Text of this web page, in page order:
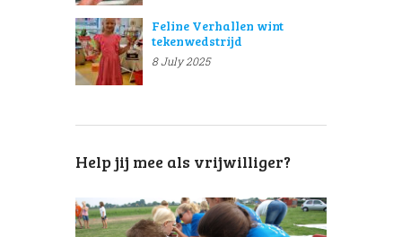
Feline Verhallen wint
tekenwedstrijd
8 July 2025
Help jij mee als vrijwilliger?